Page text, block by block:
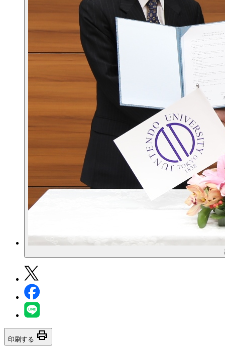
印刷する print